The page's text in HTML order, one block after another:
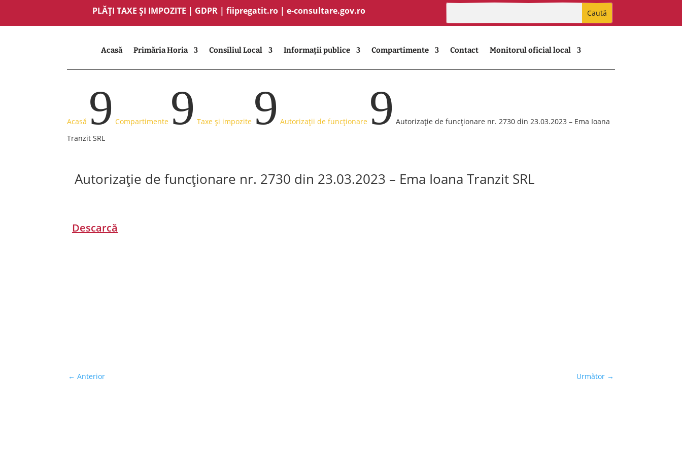
PLĂȚI TAXE ȘI IMPOZITE | GDPR | fiipregatit.ro | e-consultare.gov.ro
Acasă Primăria Horia Consiliul Local Informații publice Compartimente Contact Monitorul oficial local
Acasă 9 Compartimente 9 Taxe și impozite 9 Autorizații de funcționare 9 Autorizație de funcționare nr. 2730 din 23.03.2023 – Ema Ioana
Tranzit SRL
Autorizație de funcționare nr. 2730 din 23.03.2023 – Ema Ioana Tranzit SRL
Descarcă
←Anterior Următor→